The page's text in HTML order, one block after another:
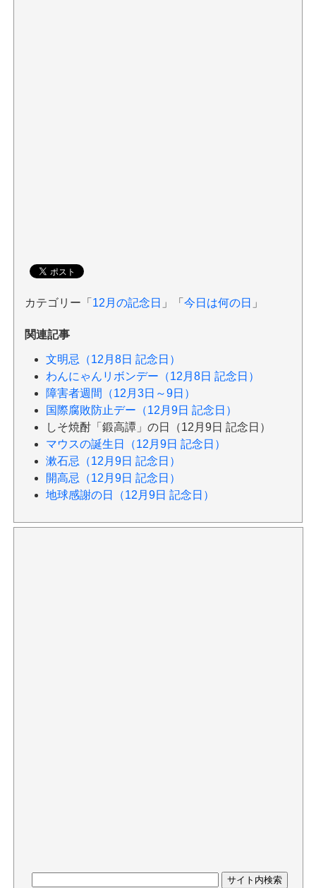
カテゴリー「 12月の記念日 」「 今日は何の日 」
関連記事
文明忌（12月8日 記念日）
わんにゃんリボンデー（12月8日 記念日）
障害者週間（12月3日～9日）
国際腐敗防止デー（12月9日 記念日）
しそ焼酎「鍛高譚」の日（12月9日 記念日）
マウスの誕生日（12月9日 記念日）
漱石忌（12月9日 記念日）
開高忌（12月9日 記念日）
地球感謝の日（12月9日 記念日）